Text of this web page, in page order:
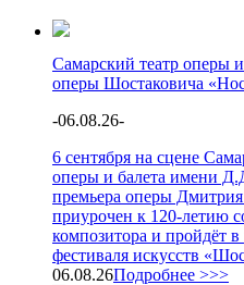
Самарский театр оперы
оперы Шостаковича
-06.08.26-
6 сентября на сцене
оперы и балета имени
премьера оперы
приурочен к 120-летию
композитора и пройдёт
фестиваля искусств
06.08.26Подробнее >>>